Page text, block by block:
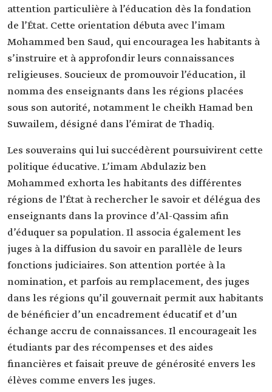
attention particulière à l’éducation dès la fondation
de l’État. Cette orientation débuta avec l’imam
Mohammed ben Saud, qui encouragea les habitants à
s’instruire et à approfondir leurs connaissances
religieuses. Soucieux de promouvoir l’éducation, il
nomma des enseignants dans les régions placées
sous son autorité, notamment le cheikh Hamad ben
Suwailem, désigné dans l’émirat de Thadiq.
Les souverains qui lui succédèrent poursuivirent cette
politique éducative. L’imam Abdulaziz ben
Mohammed exhorta les habitants des différentes
régions de l’État à rechercher le savoir et délégua des
enseignants dans la province d’Al-Qassim afin
d’éduquer sa population. Il associa également les
juges à la diffusion du savoir en parallèle de leurs
fonctions judiciaires. Son attention portée à la
nomination, et parfois au remplacement, des juges
dans les régions qu’il gouvernait permit aux habitants
de bénéficier d’un encadrement éducatif et d’un
échange accru de connaissances. Il encourageait les
étudiants par des récompenses et des aides
financières et faisait preuve de générosité envers les
élèves comme envers les juges.